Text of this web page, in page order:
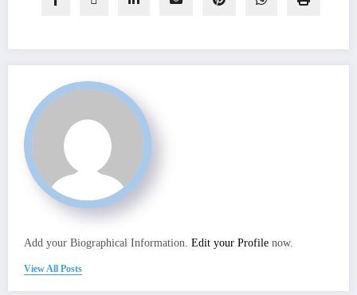
Add your Biographical Information. Edit your Profile now.
View All Posts